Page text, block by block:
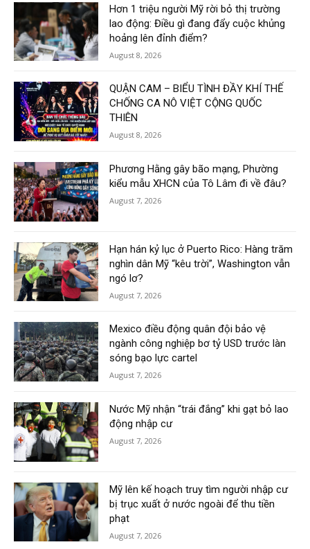
Hơn 1 triệu người Mỹ rời bỏ thị trường
lao động: Điều gì đang đẩy cuộc khủng
hoảng lên đỉnh điểm?
August 8, 2026
QUẬN CAM – BIỂU TÌNH ĐẦY KHÍ THẾ
CHỐNG CA NÔ VIỆT CỘNG QUỐC
THIÊN
August 8, 2026
Phương Hằng gây bão mạng, Phường
kiểu mẫu XHCN của Tô Lâm đi về đâu?
August 7, 2026
Hạn hán kỷ lục ở Puerto Rico: Hàng trăm
nghìn dân Mỹ “kêu trời”, Washington vẫn
ngó lơ?
August 7, 2026
Mexico điều động quân đội bảo vệ
ngành công nghiệp bơ tỷ USD trước làn
sóng bạo lực cartel
August 7, 2026
Nước Mỹ nhận “trái đắng” khi gạt bỏ lao
động nhập cư
August 7, 2026
Mỹ lên kế hoạch truy tìm người nhập cư
bị trục xuất ở nước ngoài để thu tiền
phạt
August 7, 2026